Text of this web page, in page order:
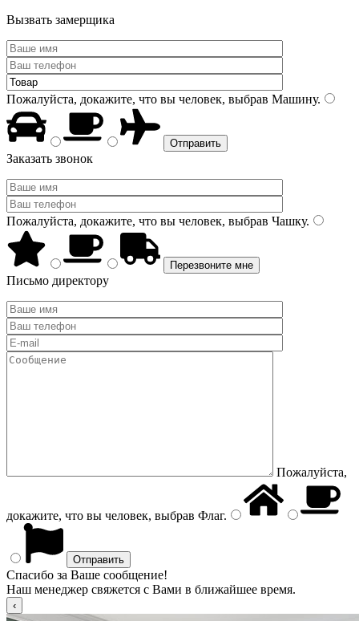
Вызвать замерщика
Пожалуйста, докажите, что вы человек, выбрав Машину.
Заказать звонок
Пожалуйста, докажите, что вы человек, выбрав Чашку.
Письмо директору
Пожалуйста,
докажите, что вы человек, выбрав Флаг.
Спасибо за Ваше сообщение!
Наш менеджер свяжется с Вами в ближайшее время.